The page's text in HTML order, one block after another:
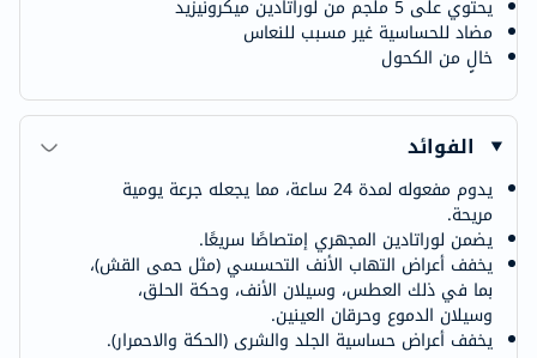
يحتوي على 5 ملجم من لوراتادين ميكرونيزيد
مضاد للحساسية غير مسبب للنعاس
خالٍ من الكحول
الفوائد
يدوم مفعوله لمدة 24 ساعة، مما يجعله جرعة يومية
مريحة.
يضمن لوراتادين المجهري إمتصاصًا سريعًا.
يخفف أعراض التهاب الأنف التحسسي (مثل حمى القش)،
بما في ذلك العطس، وسيلان الأنف، وحكة الحلق،
وسيلان الدموع وحرقان العينين.
يخفف أعراض حساسية الجلد والشرى (الحكة والاحمرار).